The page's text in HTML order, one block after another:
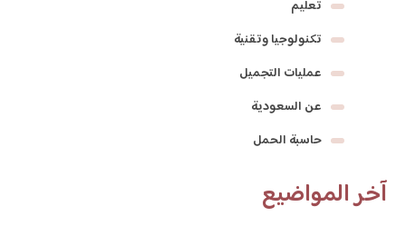
تعليم
تكنولوجيا وتقنية
عمليات التجميل
عن السعودية
حاسبة الحمل
آخر المواضيع